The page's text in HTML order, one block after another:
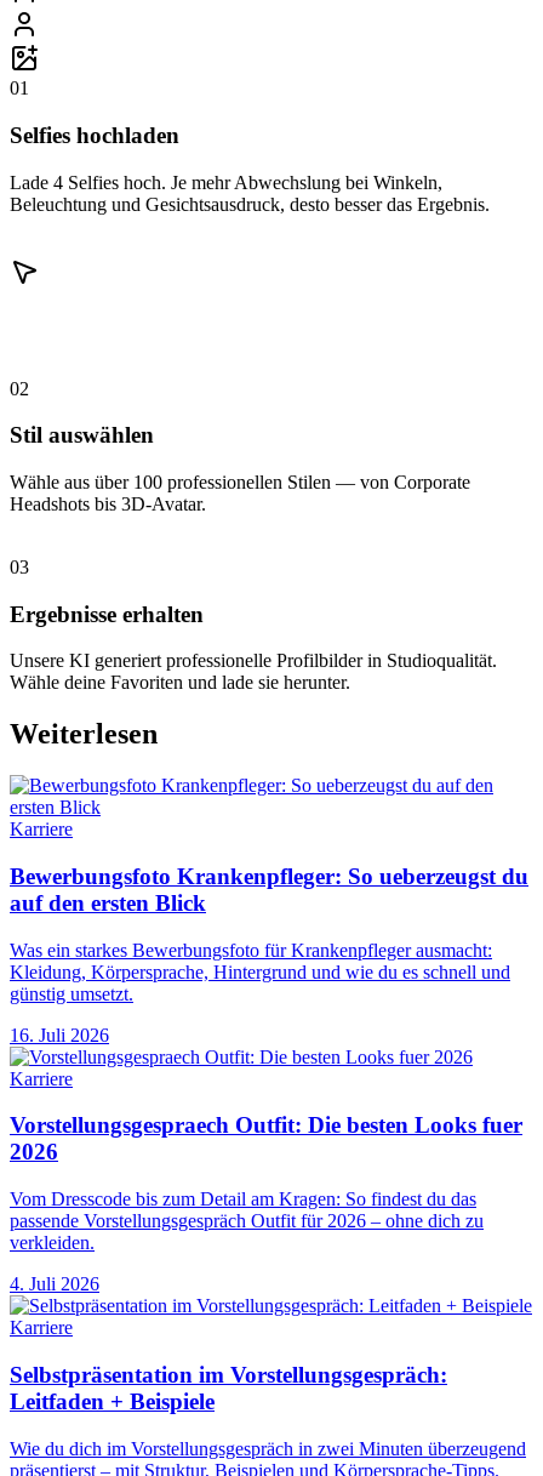
01
Selfies hochladen
Lade 4 Selfies hoch. Je mehr Abwechslung bei Winkeln,
Beleuchtung und Gesichtsausdruck, desto besser das Ergebnis.
02
Stil auswählen
Wähle aus über 100 professionellen Stilen — von Corporate
Headshots bis 3D-Avatar.
03
Ergebnisse erhalten
Unsere KI generiert professionelle Profilbilder in Studioqualität.
Wähle deine Favoriten und lade sie herunter.
Weiterlesen
Karriere
Bewerbungsfoto Krankenpfleger: So ueberzeugst du
auf den ersten Blick
Was ein starkes Bewerbungsfoto für Krankenpfleger ausmacht:
Kleidung, Körpersprache, Hintergrund und wie du es schnell und
günstig umsetzt.
16. Juli 2026
Karriere
Vorstellungsgespraech Outfit: Die besten Looks fuer
2026
Vom Dresscode bis zum Detail am Kragen: So findest du das
passende Vorstellungsgespräch Outfit für 2026 – ohne dich zu
verkleiden.
4. Juli 2026
Karriere
Selbstpräsentation im Vorstellungsgespräch:
Leitfaden + Beispiele
Wie du dich im Vorstellungsgespräch in zwei Minuten überzeugend
präsentierst – mit Struktur, Beispielen und Körpersprache-Tipps.